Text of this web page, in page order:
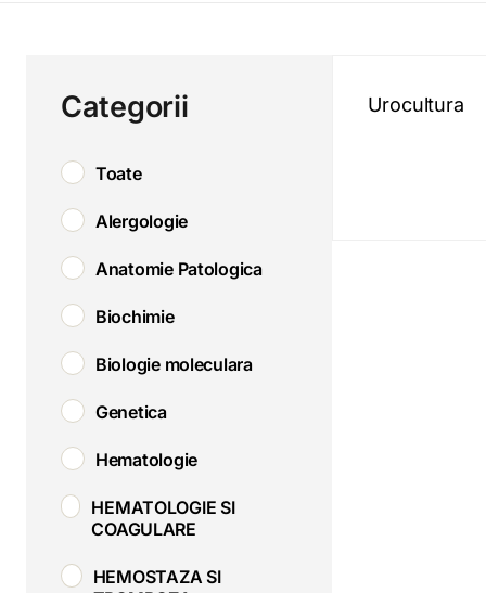
Categorii
Toate
Alergologie
Anatomie Patologica
Biochimie
Biologie moleculara
Genetica
Hematologie
HEMATOLOGIE SI
COAGULARE
HEMOSTAZA SI
Urocultura